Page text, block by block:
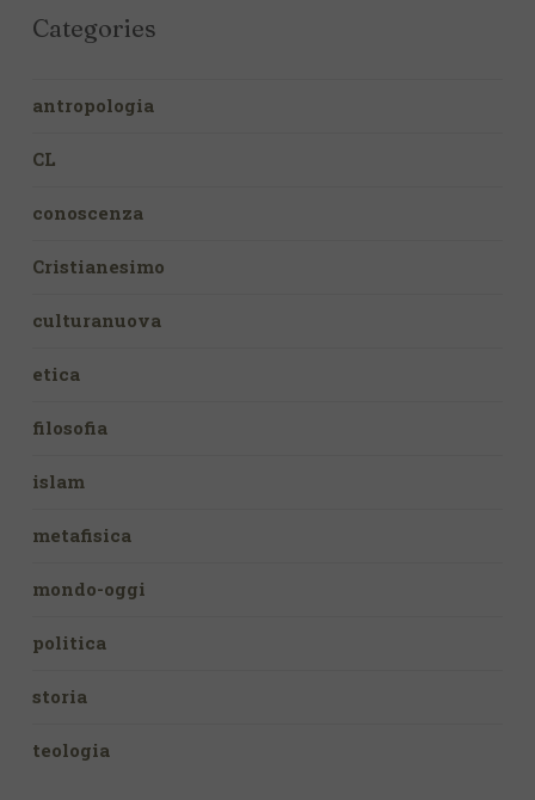
Categories
antropologia
CL
conoscenza
Cristianesimo
culturanuova
etica
filosofia
islam
metafisica
mondo-oggi
politica
storia
teologia